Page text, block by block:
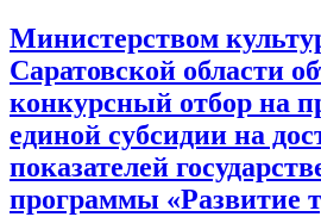
Министерством
Саратовской области
конкурсный отбор на
единой субсидии на
показателей
программы «Развитие